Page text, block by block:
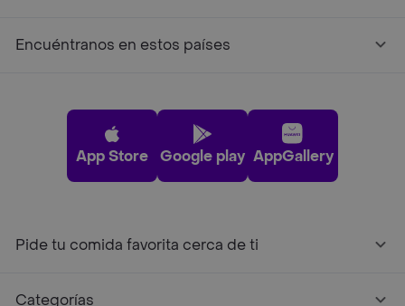
Encuéntranos en estos países
App Store Google play AppGallery
Pide tu comida favorita cerca de ti
Categorías